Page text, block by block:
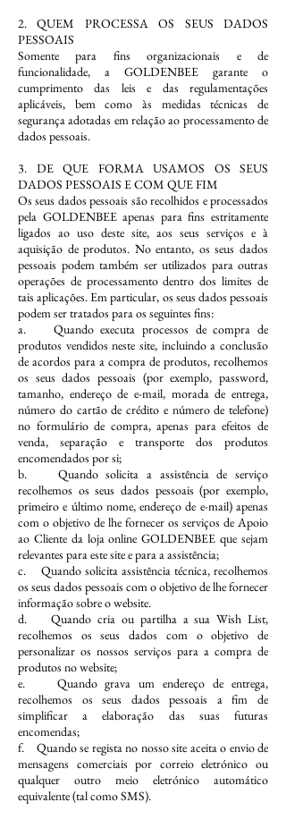
2. QUEM PROCESSA OS SEUS DADOS
PESSOAIS
Somente para fins organizacionais e de
funcionalidade, a GOLDENBEE garante o
cumprimento das leis e das regulamentações
aplicáveis, bem como às medidas técnicas de
segurança adotadas em relação ao processamento de
dados pessoais.
3. DE QUE FORMA USAMOS OS SEUS
DADOS PESSOAIS E COM QUE FIM
Os seus dados pessoais são recolhidos e processados
pela GOLDENBEE apenas para fins estritamente
ligados ao uso deste site, aos seus serviços e à
aquisição de produtos. No entanto, os seus dados
pessoais podem também ser utilizados para outras
operações de processamento dentro dos limites de
tais aplicações. Em particular, os seus dados pessoais
podem ser tratados para os seguintes fins:
a. Quando executa processos de compra de
produtos vendidos neste site, incluindo a conclusão
de acordos para a compra de produtos, recolhemos
os seus dados pessoais (por exemplo, password,
tamanho, endereço de e-mail, morada de entrega,
número do cartão de crédito e número de telefone)
no formulário de compra, apenas para efeitos de
venda, separação e transporte dos produtos
encomendados por si;
b. Quando solicita a assistência de serviço
recolhemos os seus dados pessoais (por exemplo,
primeiro e último nome, endereço de e-mail) apenas
com o objetivo de lhe fornecer os serviços de Apoio
ao Cliente da loja online GOLDENBEE que sejam
relevantes para este site e para a assistência;
c. Quando solicita assistência técnica, recolhemos
os seus dados pessoais com o objetivo de lhe fornecer
informação sobre o website.
d. Quando cria ou partilha a sua Wish List,
recolhemos os seus dados com o objetivo de
personalizar os nossos serviços para a compra de
produtos no website;
e. Quando grava um endereço de entrega,
recolhemos os seus dados pessoais a fim de
simplificar a elaboração das suas futuras
encomendas;
f. Quando se regista no nosso site aceita o envio de
mensagens comerciais por correio eletrónico ou
qualquer outro meio eletrónico automático
equivalente (tal como SMS).